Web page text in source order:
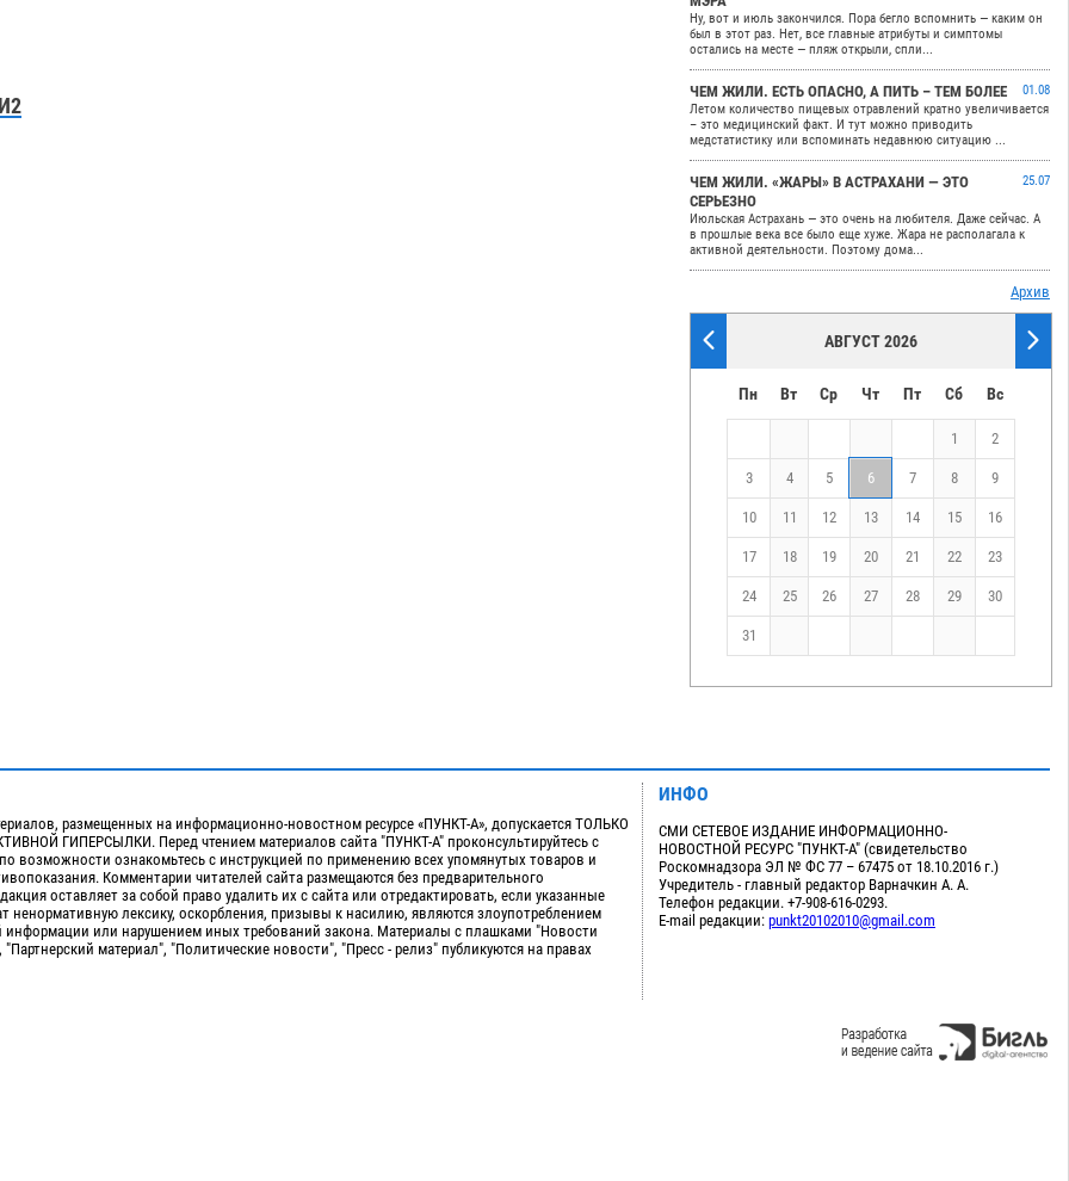
Ну, вот и июль закончился. Пора бегло вспомнить — каким он
был в этот раз. Нет, все главные атрибуты и симптомы
остались на месте — пляж открыли, спли...
ЧЕМ ЖИЛИ. ЕСТЬ ОПАСНО, А ПИТЬ – ТЕМ БОЛЕЕ
01.08
Летом количество пищевых отравлений кратно увеличивается
– это медицинский факт. И тут можно приводить
медстатистику или вспоминать недавнюю ситуацию ...
ЧЕМ ЖИЛИ. «ЖАРЫ» В АСТРАХАНИ — ЭТО
СЕРЬЕЗНО
25.07
Июльская Астрахань — это очень на любителя. Даже сейчас. А
в прошлые века все было еще хуже. Жара не располагала к
активной деятельности. Поэтому дома...
Архив
АВГУСТ 2026
Пн Вт Ср Чт Пт Сб Вс
1 2
3 4 5 6 7 8 9
10 11 12 13 14 15 16
17 18 19 20 21 22 23
24 25 26 27 28 29 30
31
размещенных на информационно-новостном ресурсе «ПУНКТ-А», допускается ТОЛЬКО
ГИПЕРСЫЛКИ. Перед чтением материалов сайта "ПУНКТ-А" проконсультируйтесь с
возможности ознакомьтесь с инструкцией по применению всех упомянутых товаров и
Комментарии читателей сайта размещаются без предварительного
оставляет за собой право удалить их с сайта или отредактировать, если указанные
ненормативную лексику, оскорбления, призывы к насилию, являются злоупотреблением
информации или нарушением иных требований закона. Материалы с плашками "Новости
материал", "Политические новости", "Пресс - релиз" публикуются на правах
ИНФО
СМИ СЕТЕВОЕ ИЗДАНИЕ ИНФОРМАЦИОННО-
НОВОСТНОЙ РЕСУРС "ПУНКТ-А" (свидетельство
Роскомнадзора ЭЛ № ФС 77 – 67475 от 18.10.2016 г.)
Учредитель - главный редактор Варначкин А. А.
Телефон редакции. +7-908-616-0293.
E-mail редакции: punkt20102010@gmail.com